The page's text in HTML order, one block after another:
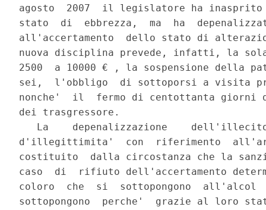
agosto  2007  il legislatore ha
stato  di  ebbrezza,  ma  ha
all'accertamento  dello stato di
nuova disciplina prevede, infatti, la sola
2500  a 10000 € , la sospensione della
sei,  l'obbligo  di sottoporsi a visita
nonche'  il  fermo di centottanta giorni
dei trasgressore.
La    depenalizzazione
d'illegittimita'  con  riferimento
costituito  dalla circostanza che la
caso  di  rifiuto dell'accertamento
coloro  che  si  sottopongono  all'alcol
sottopongono  perche'  grazie al loro